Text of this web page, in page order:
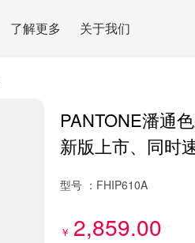
了解更多 关于我们
PANTONE潘通
新版上市、同时
型号 ： FHIP610A
￥ 2,859.00